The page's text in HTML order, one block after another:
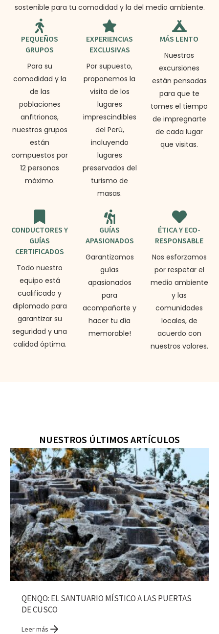
sostenible para tu comodidad y la del medio ambiente.
PEQUEÑOS
GRUPOS
Para su
comodidad y la
de las
poblaciones
anfitrionas,
nuestros grupos
están
compuestos por
12 personas
máximo.
EXPERIENCIAS
EXCLUSIVAS
Por supuesto,
proponemos la
visita de los
lugares
imprescindibles
del Perú,
incluyendo
lugares
preservados del
turismo de
masas.
MÁS LENTO
Nuestras
excursiones
están pensadas
para que te
tomes el tiempo
de impregnarte
de cada lugar
que visitas.
CONDUCTORES Y
GUÍAS
CERTIFICADOS
Todo nuestro
equipo está
cualificado y
diplomado para
garantizar su
seguridad y una
calidad óptima.
GUÍAS
APASIONADOS
Garantizamos
guías
apasionados
para
acompañarte y
hacer tu día
memorable!
ÉTICA Y ECO-
RESPONSABLE
Nos esforzamos
por respetar el
medio ambiente
y las
comunidades
locales, de
acuerdo con
nuestros valores.
NUESTROS ÚLTIMOS ARTÍCULOS
QENQO: EL SANTUARIO MÍSTICO A LAS PUERTAS
DE CUSCO
Leer más